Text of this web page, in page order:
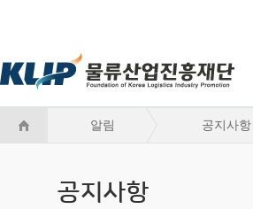
알림 공지사항
공지사항